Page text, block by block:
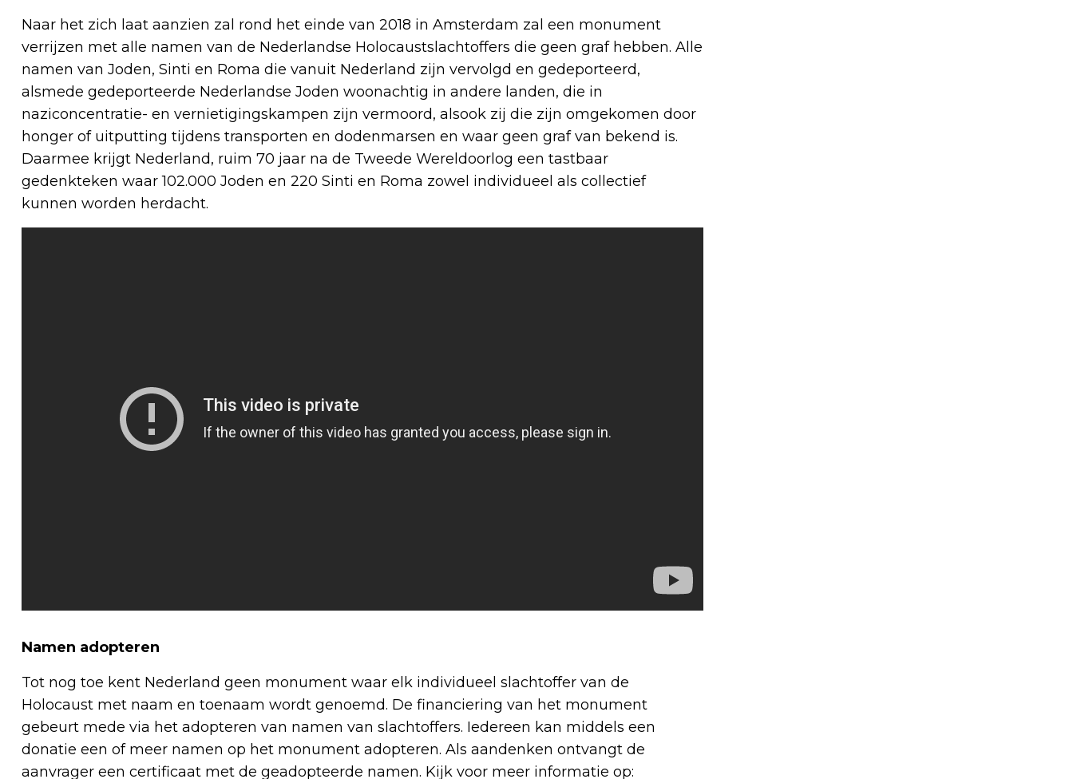
Naar het zich laat aanzien zal rond het einde van 2018 in Amsterdam zal een monument
verrijzen met alle namen van de Nederlandse Holocaustslachtoffers die geen graf hebben. Alle
namen van Joden, Sinti en Roma die vanuit Nederland zijn vervolgd en gedeporteerd,
alsmede gedeporteerde Nederlandse Joden woonachtig in andere landen, die in
naziconcentratie- en vernietigingskampen zijn vermoord, alsook zij die zijn omgekomen door
honger of uitputting tijdens transporten en dodenmarsen en waar geen graf van bekend is.
Daarmee krijgt Nederland, ruim 70 jaar na de Tweede Wereldoorlog een tastbaar
gedenkteken waar 102.000 Joden en 220 Sinti en Roma zowel individueel als collectief
kunnen worden herdacht.
Namen adopteren
Tot nog toe kent Nederland geen monument waar elk individueel slachtoffer van de
Holocaust met naam en toenaam wordt genoemd. De financiering van het monument
gebeurt mede via het adopteren van namen van slachtoffers. Iedereen kan middels een
donatie een of meer namen op het monument adopteren. Als aandenken ontvangt de
aanvrager een certificaat met de geadopteerde namen. Kijk voor meer informatie op: